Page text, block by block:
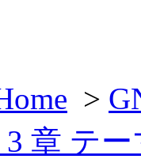
>
3 章 テ